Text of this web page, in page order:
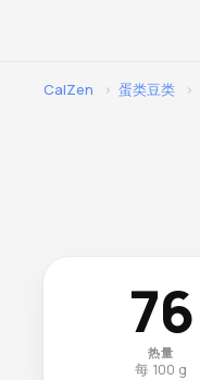
CalZen › 蛋类豆类 ›
76
热量
每 100 g